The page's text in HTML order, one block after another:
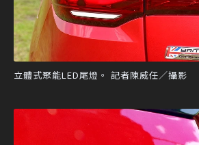
立體式聚能LED尾燈。 記者陳威任／攝影